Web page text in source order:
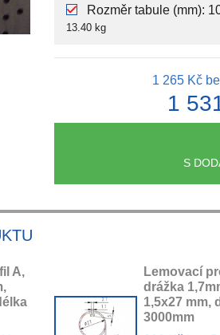
Rozměr tabule (mm):
13.40 kg
1 265 Kč
1
S
A,
Lemovací
drážka
1,5x27 mm,
3000mm